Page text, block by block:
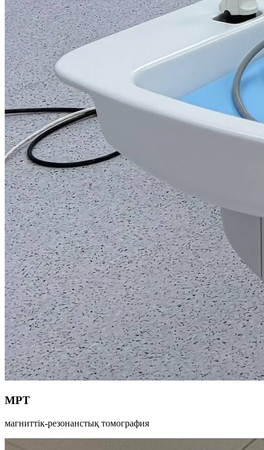
МРТ
магниттік-резонанстық томография